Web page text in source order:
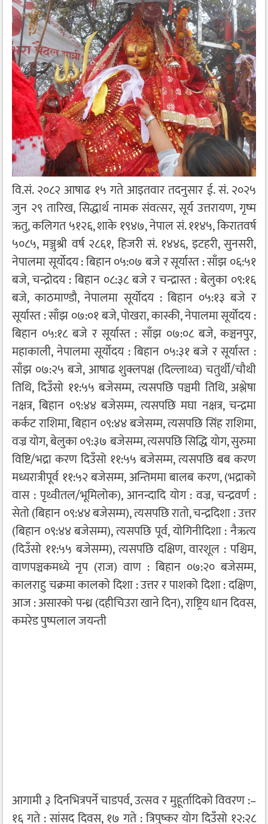
वि.सं. २०८२ आषाढ १५ गते आइतवार तदनुसार ई. सं. २०२५
जुन २९ तारिख, सिद्धार्थ नामक संवत्सर, सूर्य उत्तरायण, गृष्म
ऋतु, कलिगत ५१२६, शाके १९४७, नेपाल सं. ११४५, किरातवर्ष
५०८५, मञ्जुश्री वर्ष २८६१, हिजरी सं. १४४६, इटहरी, सुनसरी,
नेपालमा सूर्योदय : बिहान ०५:०७ बजे र सूर्यास्त : साँझ ०६:५१
बजे, चन्द्रोदय : बिहान ०८:३८ बजे र चन्द्रास्त : बेलुका ०९:१६
बजे, काठमाण्डौ, नेपालमा सूर्योदय : बिहान ०५:१३ बजे र
सूर्यास्त : साँझ ०७:०१ बजे, पोखरा, कास्की, नेपालमा सूर्योदय :
बिहान ०५:१८ बजे र सूर्यास्त : साँझ ०७:०८ बजे, कञ्चनपुर,
महाकाली, नेपालमा सूर्योदय : बिहान ०५:३१ बजे र सूर्यास्त :
साँझ ०७:२५ बजे, आषाढ शुक्लपक्ष (दिल्लाथ्व) चतुर्थी/चौथी
तिथि, दिउँसो ११:५५ बजेसम्म, त्यसपछि पञ्चमी तिथि, अश्लेषा
नक्षत्र, बिहान ०९:४४ बजेसम्म, त्यसपछि मघा नक्षत्र, चन्द्रमा
कर्कट राशिमा, बिहान ०९:४४ बजेसम्म, त्यसपछि सिंह राशिमा,
वज्र योग, बेलुका ०९:३७ बजेसम्म, त्यसपछि सिद्धि योग, सुरुमा
विष्टि/भद्रा करण दिउँसो ११:५५ बजेसम्म, त्यसपछि बब करण
मध्यरात्रीपूर्व ११:५२ बजेसम्म, अन्तिममा बालब करण, (भद्राको
वास : पृथ्वीतल/भूमिलोक), आनन्दादि योग : वज्र, चन्द्रवर्ण :
सेतो (बिहान ०९:४४ बजेसम्म), त्यसपछि रातो, चन्द्रदिशा : उत्तर
(बिहान ०९:४४ बजेसम्म), त्यसपछि पूर्व, योगिनीदिशा : नैऋत्य
(दिउँसो ११:५५ बजेसम्म), त्यसपछि दक्षिण, वारशूल : पश्चिम,
वाणपञ्चकमध्ये नृप (राज) वाण : बिहान ०७:२० बजेसम्म,
कालराहु चक्रमा कालको दिशा : उत्तर र पाशको दिशा : दक्षिण,
आज : असारको पन्ध्र (दहीचिउरा खाने दिन), राष्ट्रिय धान दिवस,
कमरेड पुष्पलाल जयन्ती
आगामी ३ दिनभित्रपर्ने चाडपर्व, उत्सव र मुहूर्तादिको विवरण :–
१६ गते : सांसद दिवस, १७ गते : त्रिपुष्कर योग दिउँसो १२:२८